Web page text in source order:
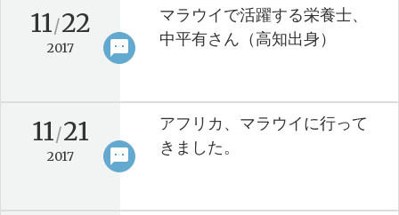
sms
11/22
2017
マラウイで活躍する栄養士、
中平有さん（高知出身）
keyboard_arrow_right
sms
11/21
2017
アフリカ、マラウイに行って
きました。
keyboard_arrow_right